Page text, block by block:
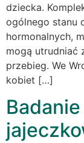
dziecka.
ogólnego stanu
hormonalnych,
mogą utrudniać
przebieg. We
kobiet […]